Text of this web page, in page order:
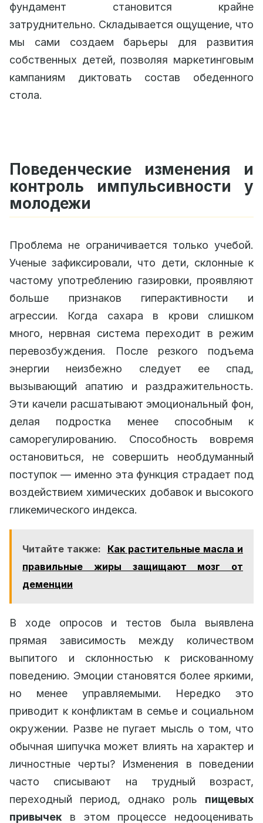
фундамент становится крайне
затруднительно. Складывается ощущение, что
мы сами создаем барьеры для развития
собственных детей, позволяя маркетинговым
кампаниям диктовать состав обеденного
стола.
Поведенческие изменения и
контроль импульсивности у
молодежи
Проблема не ограничивается только учебой.
Ученые зафиксировали, что дети, склонные к
частому употреблению газировки, проявляют
больше признаков гиперактивности и
агрессии. Когда сахара в крови слишком
много, нервная система переходит в режим
перевозбуждения. После резкого подъема
энергии неизбежно следует ее спад,
вызывающий апатию и раздражительность.
Эти качели расшатывают эмоциональный фон,
делая подростка менее способным к
саморегулированию. Способность вовремя
остановиться, не совершить необдуманный
поступок — именно эта функция страдает под
воздействием химических добавок и высокого
гликемического индекса.
Читайте также:
Как растительные масла и
правильные жиры защищают мозг от
деменции
В ходе опросов и тестов была выявлена
прямая зависимость между количеством
выпитого и склонностью к рискованному
поведению. Эмоции становятся более яркими,
но менее управляемыми. Нередко это
приводит к конфликтам в семье и социальном
окружении. Разве не пугает мысль о том, что
обычная шипучка может влиять на характер и
личностные черты? Изменения в поведении
часто списывают на трудный возраст,
переходный период, однако роль пищевых
привычек в этом процессе недооценивать